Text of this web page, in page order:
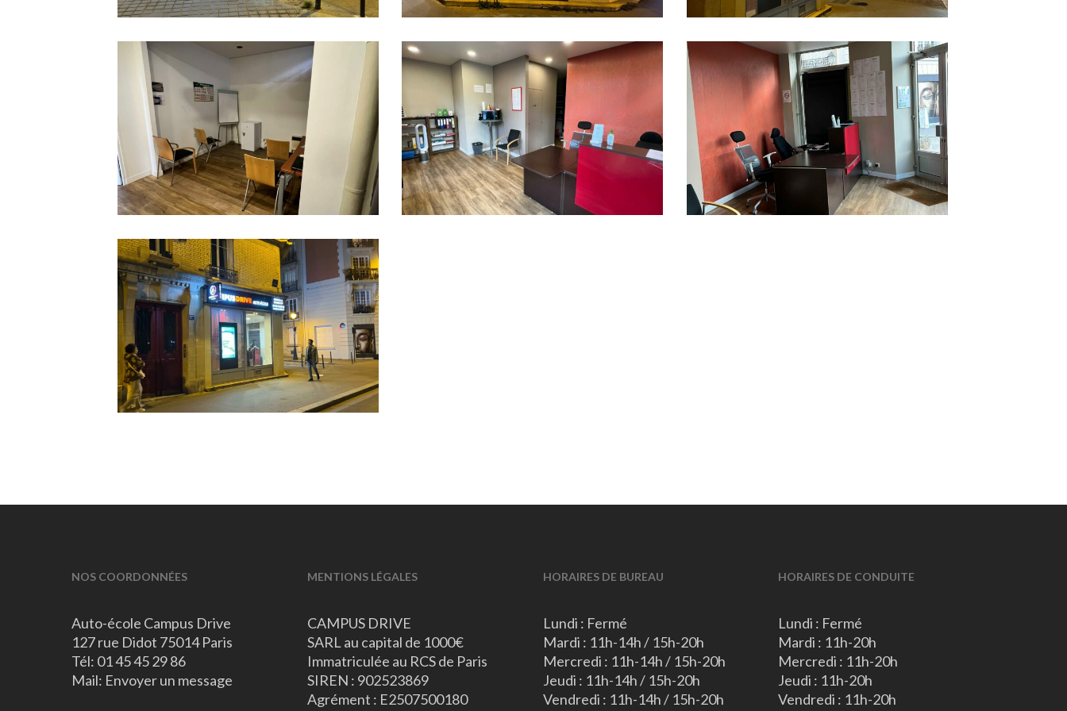
NOS COORDONNÉES
Auto-école Campus Drive
127 rue Didot 75014 Paris
Tél: 01 45 45 29 86
Mail: Envoyer un message
MENTIONS LÉGALES
CAMPUS DRIVE
SARL au capital de 1000€
Immatriculée au RCS de Paris
SIREN : 902523869
Agrément : E2507500180
HORAIRES DE BUREAU
Lundi : Fermé
Mardi : 11h-14h / 15h-20h
Mercredi : 11h-14h / 15h-20h
Jeudi : 11h-14h / 15h-20h
Vendredi : 11h-14h / 15h-20h
HORAIRES DE CONDUITE
Lundi : Fermé
Mardi : 11h-20h
Mercredi : 11h-20h
Jeudi : 11h-20h
Vendredi : 11h-20h